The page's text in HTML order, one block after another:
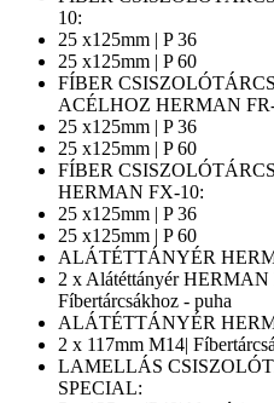
10:
25 x125mm | P 36
25 x125mm | P 60
FÍBER
ACÉLHOZ HERMAN
25 x125mm | P 36
25 x125mm | P 60
FÍBER
HERMAN FX-10:
25 x125mm | P 36
25 x125mm | P 60
ALÁTÉTTÁNYÉR
2 x Alátéttányér HERMAN
Fíbertárcsákhoz - puha
ALÁTÉTTÁNYÉR
2 x 117mm M14|
LAMELLÁS
SPECIAL: